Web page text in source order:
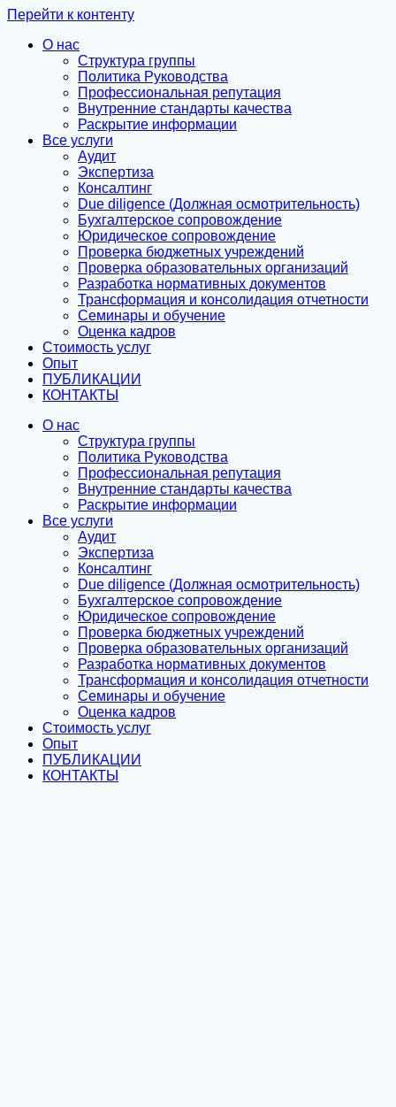
Перейти к контенту
О нас
Структура группы
Политика Руководства
Профессиональная репутация
Внутренние стандарты качества
Раскрытие информации
Все услуги
Аудит
Экспертиза
Консалтинг
Due diligence (Должная осмотрительность)
Бухгалтерское сопровождение
Юридическое сопровождение
Проверка бюджетных учреждений
Проверка образовательных организаций
Разработка нормативных документов
Трансформация и консолидация отчетности
Семинары и обучение
Оценка кадров
Стоимость услуг
Опыт
ПУБЛИКАЦИИ
КОНТАКТЫ
О нас
Структура группы
Политика Руководства
Профессиональная репутация
Внутренние стандарты качества
Раскрытие информации
Все услуги
Аудит
Экспертиза
Консалтинг
Due diligence (Должная осмотрительность)
Бухгалтерское сопровождение
Юридическое сопровождение
Проверка бюджетных учреждений
Проверка образовательных организаций
Разработка нормативных документов
Трансформация и консолидация отчетности
Семинары и обучение
Оценка кадров
Стоимость услуг
Опыт
ПУБЛИКАЦИИ
КОНТАКТЫ